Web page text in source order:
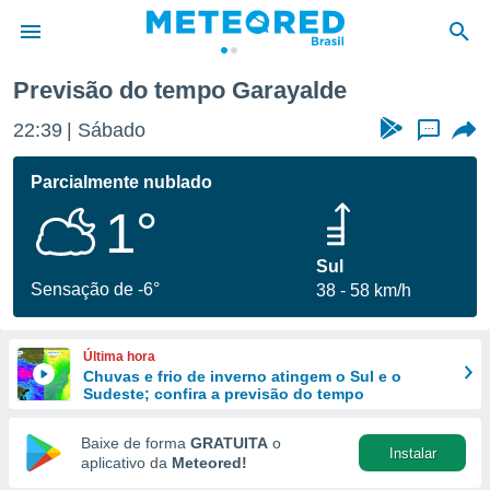
da
fornecidas
a este
das
e
forma
digital
Previsão do tempo Garayalde
22:39 Sábado ...
Parcialmente nublado
1°
Sensação de -6°
Sul
38
58 km/h
Última hora
Chuvas e frio de inverno atingem o Sul e o
Sudeste; confira a previsão do tempo
Baixe de forma GRATUITA o
aplicativo da Meteored!
Instalar